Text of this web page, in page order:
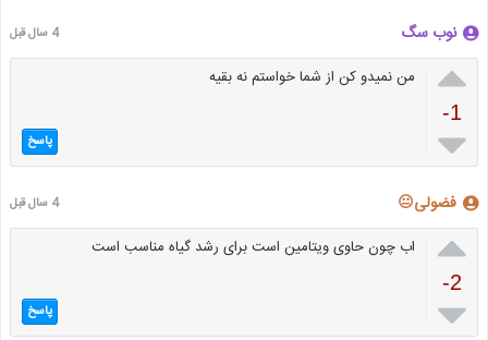
نوب سگ 4 سال قبل

-1

من نمیدو کن از شما خواستم نه بقیه
پاسخ
فضولی😐 4 سال قبل

-2

اب چون حاوی ویتامین است برای رشد گیاه مناسب است
پاسخ